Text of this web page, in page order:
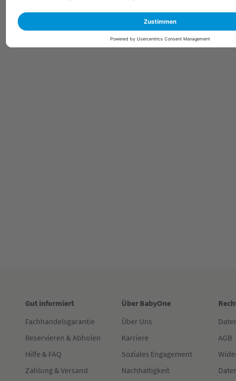
Gut informiert
Fachhandelsgarantie
Reservieren & Abholen
Hilfe & FAQ
Zahlung & Versand
Über BabyOne
Über Uns
Karriere
Soziales Engagement
Nachhaltigkeit
AGB